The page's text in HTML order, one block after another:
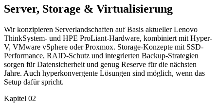
Server, Storage & Virtualisierung
Wir konzipieren Serverlandschaften auf Basis aktueller Lenovo
ThinkSystem- und HPE ProLiant-Hardware, kombiniert mit Hyper-
V, VMware vSphere oder Proxmox. Storage-Konzepte mit SSD-
Performance, RAID-Schutz und integrierten Backup-Strategien
sorgen für Datensicherheit und genug Reserve für die nächsten
Jahre. Auch hyperkonvergente Lösungen sind möglich, wenn das
Setup dafür spricht.
Kapitel 02